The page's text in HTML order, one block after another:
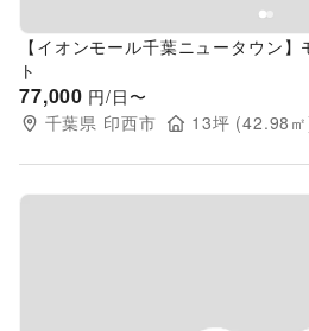
【イオンモール千葉ニュータウン
ト
77,000 円/日〜
千葉県 印西市 13坪 (42.98